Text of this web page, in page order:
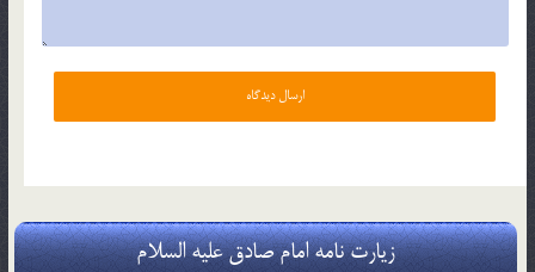
زیارت نامه امام صادق علیه السلام